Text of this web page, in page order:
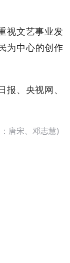
视文艺事业发
为中心的创作
报、央视网、
唐宋、邓志慧)